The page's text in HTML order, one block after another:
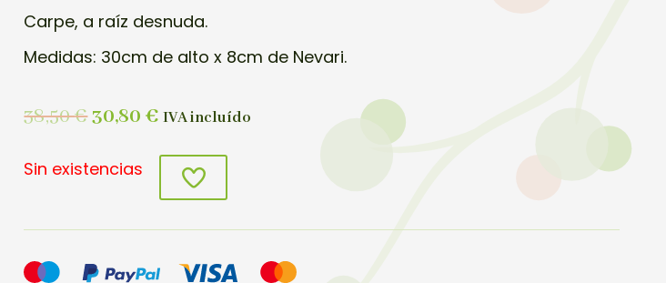
Carpe, a raíz desnuda.
Medidas: 30cm de alto x 8cm de Nevari.
38,50€30,80€ IVA incluído
Sin existencias